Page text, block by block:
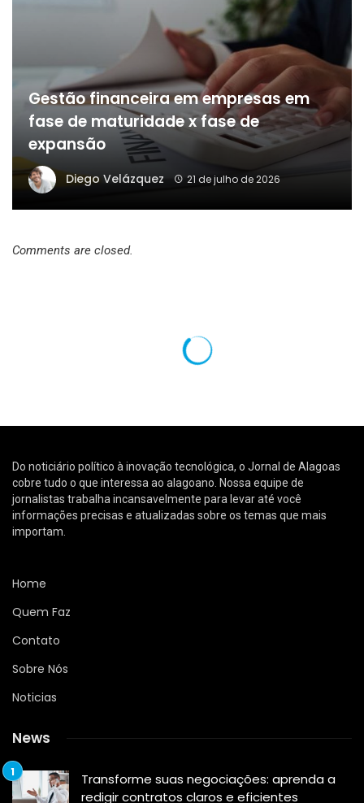
Gestão financeira em empresas em
fase de maturidade x fase de
expansão
Diego Velázquez 21 de julho de 2026
Comments are closed.
A Linha 5 sob o Lago de Michigan reacende o debate
sobre custos, segurança e soluções técnicas em dutos,
analisa Paulo Roberto Gomes Fernandes.
NOTICIAS
reacende debate sobre custos,
segurança e soluções técnicas
Diego Velázquez
visualizações
Paulo Roberto Gomes Fernandes nota os desdobramentos
de Michigan, nos Estados Unidos. O empreendimento
voltou ao centro do debate após a divulgação de um